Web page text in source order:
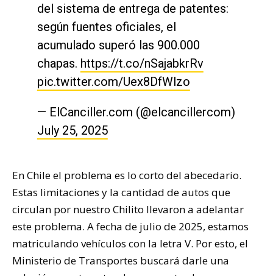
del sistema de entrega de patentes:
según fuentes oficiales, el
acumulado superó las 900.000
chapas. https://t.co/nSajabkrRv
pic.twitter.com/Uex8DfWlzo
— ElCanciller.com (@elcancillercom)
July 25, 2025
En Chile el problema es lo corto del abecedario.
Estas limitaciones y la cantidad de autos que
circulan por nuestro Chilito llevaron a adelantar
este problema. A fecha de julio de 2025, estamos
matriculando vehículos con la letra V. Por esto, el
Ministerio de Transportes buscará darle una